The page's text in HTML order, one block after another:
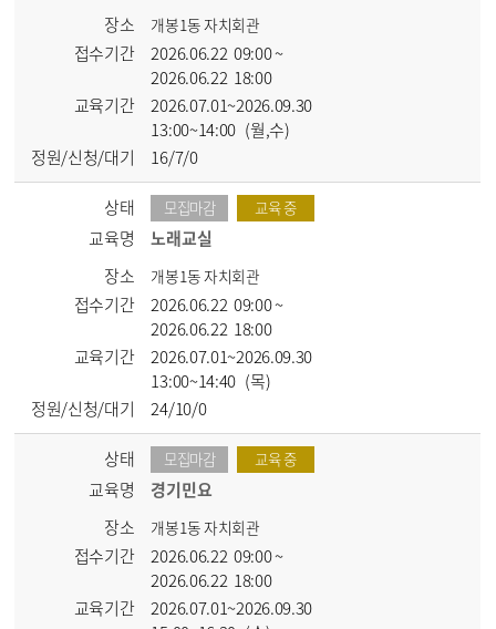
장소
개봉1동 자치회관
접수기간
2026.06.22 09:00 ~
2026.06.22 18:00
교육기간
2026.07.01~2026.09.30
13:00~14:00 (월,수)
정원/신청/대기
16/7/0
상태 모집마감 교육 중
교육명
노래교실
장소
개봉1동 자치회관
접수기간
2026.06.22 09:00 ~
2026.06.22 18:00
교육기간
2026.07.01~2026.09.30
13:00~14:40 (목)
정원/신청/대기
24/10/0
상태 모집마감 교육 중
교육명
경기민요
장소
개봉1동 자치회관
접수기간
2026.06.22 09:00 ~
2026.06.22 18:00
교육기간
2026.07.01~2026.09.30